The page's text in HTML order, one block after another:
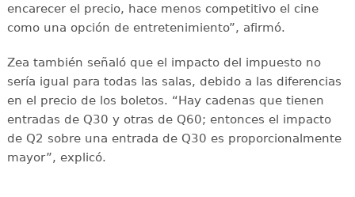
encarecer el precio, hace menos competitivo el cine
como una opción de entretenimiento”, afirmó.
Zea también señaló que el impacto del impuesto no
sería igual para todas las salas, debido a las diferencias
en el precio de los boletos. “Hay cadenas que tienen
entradas de Q30 y otras de Q60; entonces el impacto
de Q2 sobre una entrada de Q30 es proporcionalmente
mayor”, explicó.